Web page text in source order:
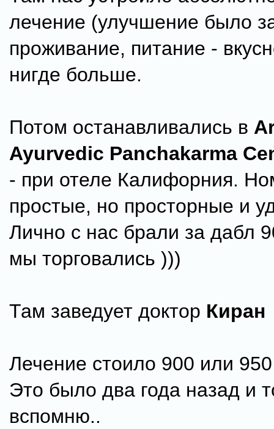
лечение (улучшение было
проживание, питание -
нигде больше.
Потом останавливались в
Ayurvedic Panchakarma
- при отеле Калифорния.
простые, но просторные и
Лично с нас брали за дабл
мы торговались )))
Там заведует доктор Киран
Лечение стоило 900 или
Это было два года назад и
вспомню..